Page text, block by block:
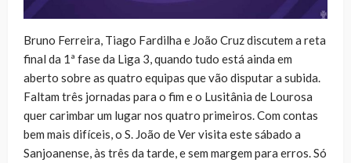
Bruno Ferreira, Tiago Fardilha e João Cruz discutem a reta
final da 1ª fase da Liga 3, quando tudo está ainda em
aberto sobre as quatro equipas que vão disputar a subida.
Faltam três jornadas para o fim e o Lusitânia de Lourosa
quer carimbar um lugar nos quatro primeiros. Com contas
bem mais difíceis, o S. João de Ver visita este sábado a
Sanjoanense, às três da tarde, e sem margem para erros. Só